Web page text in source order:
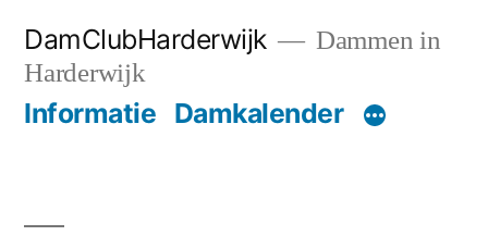
naar
DamClubHarderwijk
Dammen in
Harderwijk
Informatie Damkalender